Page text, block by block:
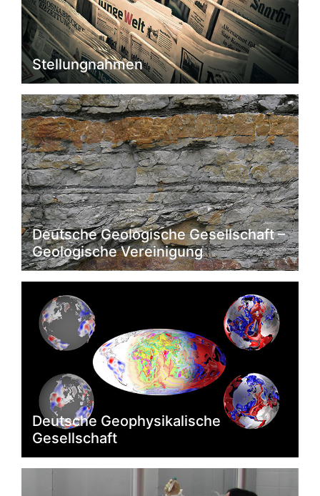
Stellungnahmen
Deutsche Geologische Gesellschaft –
Geologische Vereinigung
Deutsche Geophysikalische
Gesellschaft